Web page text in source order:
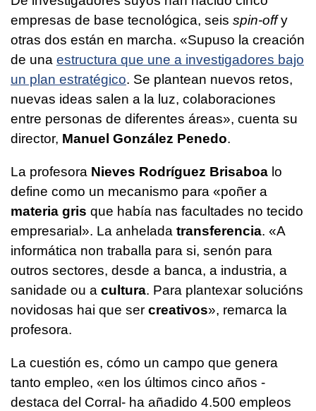
empresas de base tecnológica, seis spin-offy
otras dos están en marcha. «Supuso la creación
de una estructura que une a investigadores bajo
un plan estratégico. Se plantean nuevos retos,
nuevas ideas salen a la luz, colaboraciones
entre personas de diferentes áreas», cuenta su
director, Manuel González Penedo.
La profesora Nieves Rodríguez Brisaboa lo
define como un mecanismo para «poñer a
materia gris que había nas facultades no tecido
empresarial». La anhelada transferencia. «A
informática non traballa para si, senón para
outros sectores, desde a banca, a industria, a
sanidade ou a cultura. Para plantexar solucións
novidosas hai que ser creativos», remarca la
profesora.
La cuestión es, cómo un campo que genera
tanto empleo, «en los últimos cinco años -
destaca del Corral- ha añadido 4.500 empleos